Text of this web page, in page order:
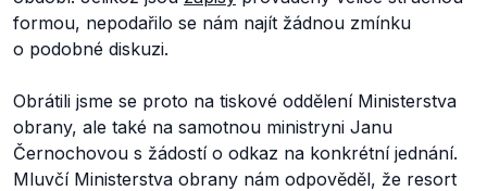
formou, nepodařilo se nám najít žádnou zmínku
o podobné diskuzi.
Obrátili jsme se proto na tiskové oddělení Ministerstva
obrany, ale také na samotnou ministryni Janu
Černochovou s žádostí o odkaz na konkrétní jednání.
Mluvčí Ministerstva obrany nám odpověděl, že resort